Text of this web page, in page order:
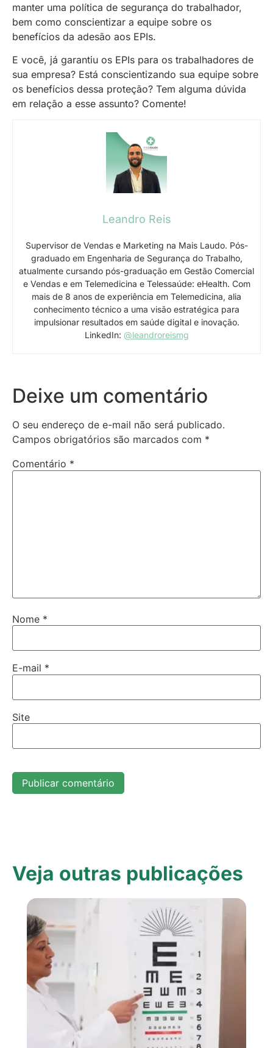
manter uma política de segurança do trabalhador,
bem como conscientizar a equipe sobre os
benefícios da adesão aos EPIs.
E você, já garantiu os EPIs para os trabalhadores de
sua empresa? Está conscientizando sua equipe sobre
os benefícios dessa proteção? Tem alguma dúvida
em relação a esse assunto? Comente!
Leandro Reis
Supervisor de Vendas e Marketing na Mais Laudo. Pós-
graduado em Engenharia de Segurança do Trabalho,
atualmente cursando pós-graduação em Gestão Comercial
e Vendas e em Telemedicina e Telessaúde: eHealth. Com
mais de 8 anos de experiência em Telemedicina, alia
conhecimento técnico a uma visão estratégica para
impulsionar resultados em saúde digital e inovação.
LinkedIn: @leandroreismg
Deixe um comentário
O seu endereço de e-mail não será publicado.
Campos obrigatórios são marcados com *
Comentário *
Nome *
E-mail *
Site
Veja outras publicações